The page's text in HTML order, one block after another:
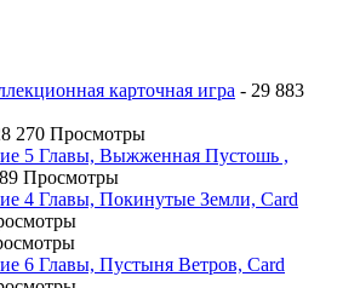
карточная игра - 29 883
270 Просмотры
5 Главы, Выжженная Пустошь ,
Просмотры
4 Главы, Покинутые Земли, Card
6 Главы, Пустыня Ветров, Card